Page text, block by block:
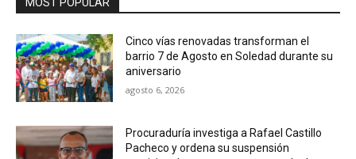
MOST POPULAR
Cinco vías renovadas transforman el
barrio 7 de Agosto en Soledad durante su
aniversario
agosto 6, 2026
Procuraduría investiga a Rafael Castillo
Pacheco y ordena su suspensión